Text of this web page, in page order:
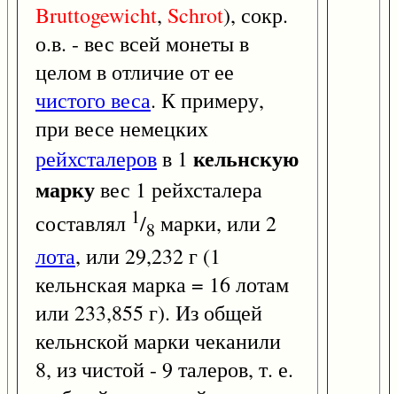
Bruttogewicht, Schrot), сокр.
о.в. - вес всей монеты в
целом в отличие от ее
чистого веса. К примеру,
при весе немецких
рейхсталеровв 1 кельнскую
маркувес 1 рейхсталера
составлял 1/8 марки, или 2
лота, или 29,232 г (1
кельнская марка = 16 лотам
или 233,855 г). Из общей
кельнской марки чеканили
8, из чистой - 9 талеров, т. е.